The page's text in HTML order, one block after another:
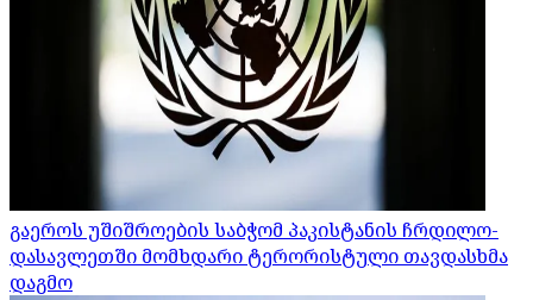
გაეროს უშიშროების საბჭომ პაკისტანის ჩრდილო-
დასავლეთში მომხდარი ტერორისტული თავდასხმა
დაგმო